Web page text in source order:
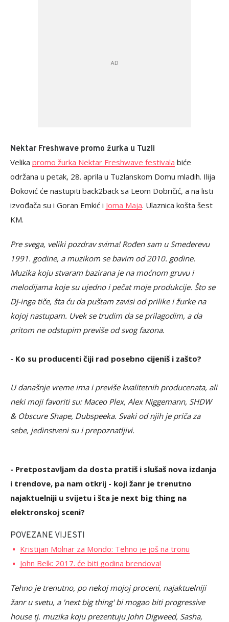
Nektar Freshwave promo žurka u Tuzli
Velika promo žurka Nektar Freshwave festivala biće
održana u petak, 28. aprila u Tuzlanskom Domu mladih. Ilija
Đoković će nastupiti back2back sa Leom Dobričić, a na listi
izvođača su i Goran Emkić i Joma Maja. Ulaznica košta šest
KM.
Pre svega, veliki pozdrav svima! Rođen sam u Smederevu
1991. godine, a muzikom se bavim od 2010. godine.
Muzika koju stvaram bazirana je na moćnom gruvu i
melodijama koje su ujedno i pečat moje produkcije. Što se
DJ-inga tiče, šta ću da puštam zavisi od prilike i žurke na
kojoj nastupam. Uvek se trudim da se prilagodim, a da
pritom ne odstupim previše od svog fazona.
- Ko su producenti čiji rad posebno cijeniš i zašto?
U današnje vreme ima i previše kvalitetnih producenata, ali
neki moji favoriti su: Maceo Plex, Alex Niggemann, SHDW
& Obscure Shape, Dubspeeka. Svaki od njih je priča za
sebe, jedinstveni su i prepoznatljivi.
- Pretpostavljam da dosta pratiš i slušaš nova izdanja
i trendove, pa nam otkrij - koji žanr je trenutno
najaktuelniji u svijetu i šta je next big thing na
elektronskoj sceni?
POVEZANE VIJESTI
Kristijan Molnar za Mondo: Tehno je još na tronu
John Belk: 2017. će biti godina brendova!
Tehno je trenutno, po nekoj mojoj proceni, najaktuelniji
žanr u svetu, a 'next big thing' bi mogao biti progressive
house tj. muzika koju prezentuju John Digweed, Sasha,